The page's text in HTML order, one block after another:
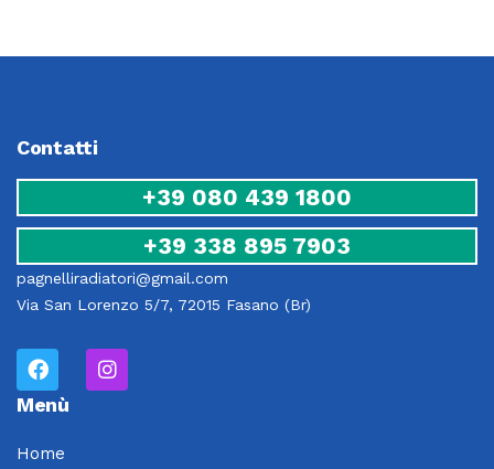
Contatti
+39 080 439 1800
+39 338 895 7903
pagnelliradiatori@gmail.com
Via San Lorenzo 5/7, 72015 Fasano (Br)
Menù
Home